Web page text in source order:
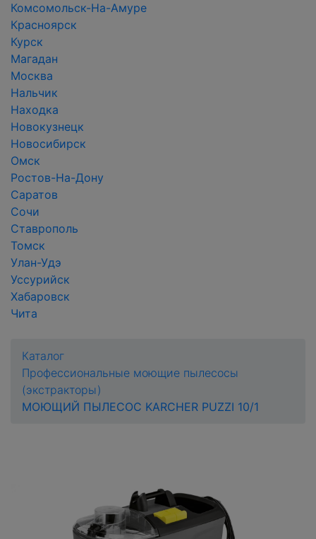
Комсомольск-На-Амуре
Красноярск
Курск
Магадан
Москва
Нальчик
Находка
Новокузнецк
Новосибирск
Омск
Ростов-На-Дону
Саратов
Сочи
Ставрополь
Томск
Улан-Удэ
Уссурийск
Хабаровск
Чита
Каталог
Профессиональные моющие пылесосы
(экстракторы)
МОЮЩИЙ ПЫЛЕСОС KARCHER PUZZI 10/1